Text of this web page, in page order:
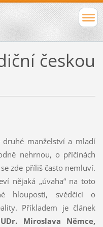
českou
druhé manželství a mladí
nehrnou, o příčinách
zde příliš často nemluví.
nějaká „úvaha“ na toto
hlouposti, svědčící o
Příkladem je článek
Miroslava Němce,